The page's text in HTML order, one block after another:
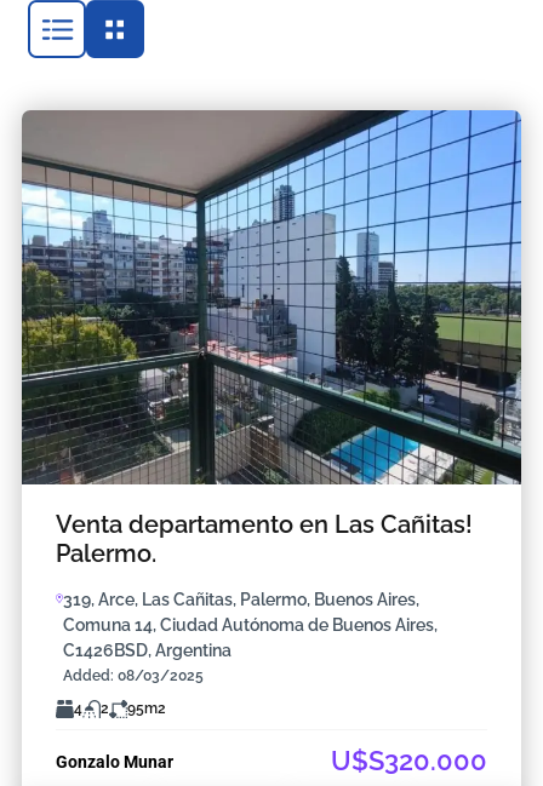
Venta departamento en Las Cañitas!
Palermo.
319, Arce, Las Cañitas, Palermo, Buenos Aires,
Comuna 14, Ciudad Autónoma de Buenos Aires,
C1426BSD, Argentina
Added: 08/03/2025
4
2 95m2
Gonzalo Munar U$S320.000